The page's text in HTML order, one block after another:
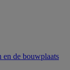
en de bouwplaats